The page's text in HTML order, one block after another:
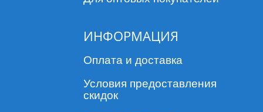
ИНФОРМАЦИЯ
Оплата и доставка
Условия предоставления
скидок